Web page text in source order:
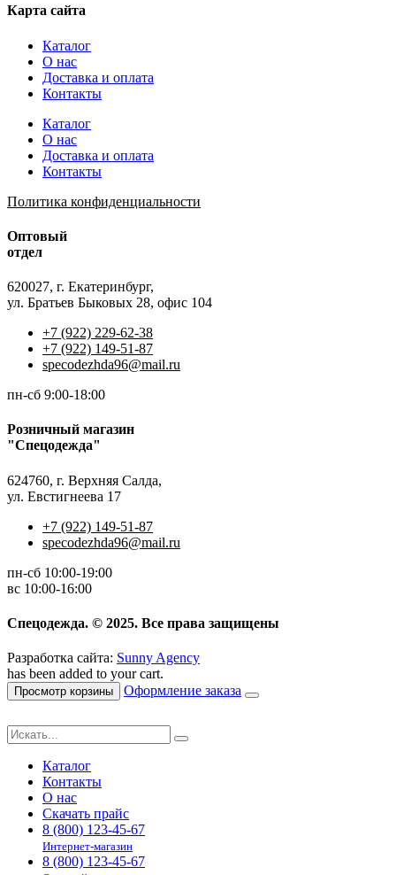
Карта сайта
Каталог
О нас
Доставка и оплата
Контакты
Каталог
О нас
Доставка и оплата
Контакты
Политика конфиденциальности
Оптовый
отдел
620027, г. Екатеринбург,
ул. Братьев Быковых 28, офис 104
+7 (922) 229-62-38
+7 (922) 149-51-87
specodezhda96@mail.ru
пн-сб 9:00-18:00
Розничный магазин
"Спецодежда"
624760, г. Верхняя Салда,
ул. Евстигнеева 17
+7 (922) 149-51-87
specodezhda96@mail.ru
пн-сб 10:00-19:00
вс 10:00-16:00
Спецодежда. © 2025. Все права защищены
Разработка сайта: Sunny Agency
has been added to your cart.
Просмотр корзины Оформление заказа
Каталог
Контакты
О нас
Скачать прайс
8 (800) 123-45-67
Интернет-магазин
8 (800) 123-45-67